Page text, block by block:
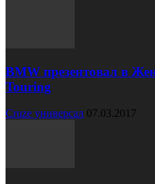
BMW презентовал в
Touring
Cruze универсал 07.03.2017